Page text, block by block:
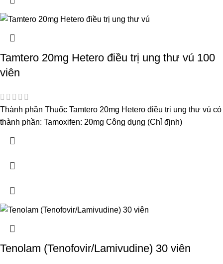
Tamtero 20mg Hetero điều trị ung thư vú 100
viên
Thành phần Thuốc Tamtero 20mg Hetero điều trị ung thư vú có
thành phần: Tamoxifen: 20mg Công dụng (Chỉ định)
Tenolam (Tenofovir/Lamivudine) 30 viên